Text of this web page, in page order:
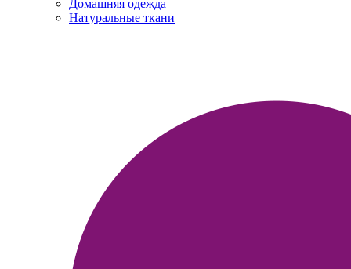
Домашняя одежда
Натуральные ткани